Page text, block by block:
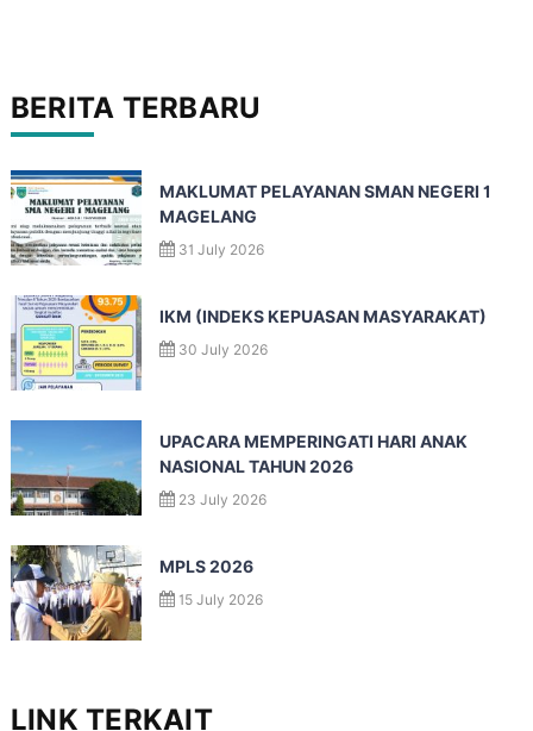
BERITA TERBARU
MAKLUMAT PELAYANAN SMAN NEGERI 1
MAGELANG
31 July 2026
IKM (INDEKS KEPUASAN MASYARAKAT)
30 July 2026
UPACARA MEMPERINGATI HARI ANAK
NASIONAL TAHUN 2026
23 July 2026
MPLS 2026
15 July 2026
LINK TERKAIT